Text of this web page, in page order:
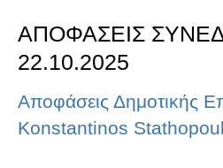
ΑΠΟΦΑΣΕΙΣ
22.10.2025
Αποφάσεις Δημοτικής
Konstantinos